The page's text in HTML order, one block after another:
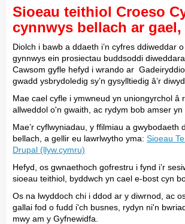
Sioeau teithiol Croeso
cynnwys bellach ar gael,
Diolch i bawb a ddaeth i’n cyfres ddiweddar
gynnwys ein prosiectau buddsoddi
Cawsom gyfle hefyd i wrando ar
gwadd ysbrydoledig sy’n gysylltiedig â’r
Mae cael cyfle i ymwneud yn uniongyrchol
allweddol o'n gwaith, ac rydym bob amser yn
Mae’r cyflwyniadau, y ffilmiau a
bellach, a gellir eu lawrlwytho yma:Sioeau
Drupal (llyw.cymru)
Hefyd, os gwnaethoch gofrestru i fynd i’r
sioeau teithiol, byddwch yn cael e-bost cyn
Os na lwyddoch chi i ddod ar y diwrnod, ac
gallai fod o fudd i'ch busnes, rydyn ni'n
mwy am y Gyfnewidfa.